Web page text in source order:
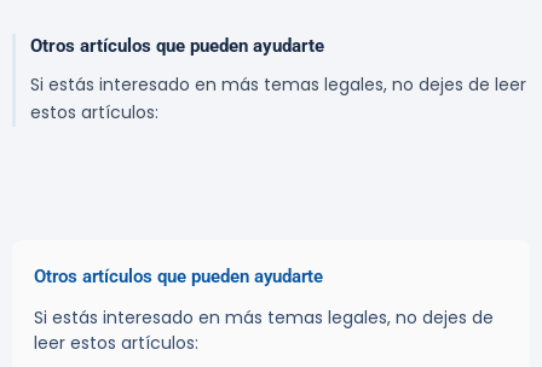
Otros artículos que pueden ayudarte
Si estás interesado en más temas legales, no dejes de leer
estos artículos:
Otros artículos que pueden ayudarte
Si estás interesado en más temas legales, no dejes de
leer estos artículos: